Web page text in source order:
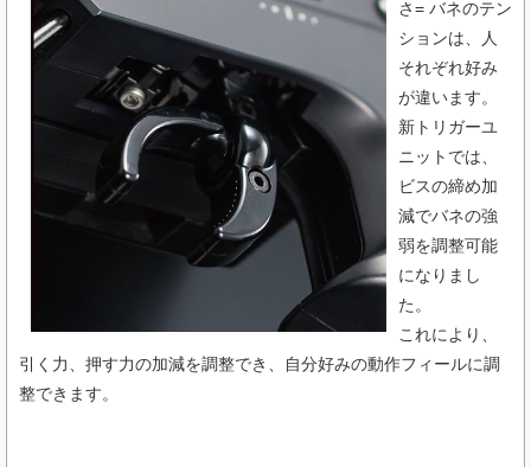
さ= バネのテン
ションは、人
それぞれ好み
が違います。
新トリガーユ
ニットでは、
ビスの締め加
減でバネの強
弱を調整可能
になりまし
た。
これにより、
引く力、押す力の加減を調整でき、自分好みの動作フィールに調
整できます。